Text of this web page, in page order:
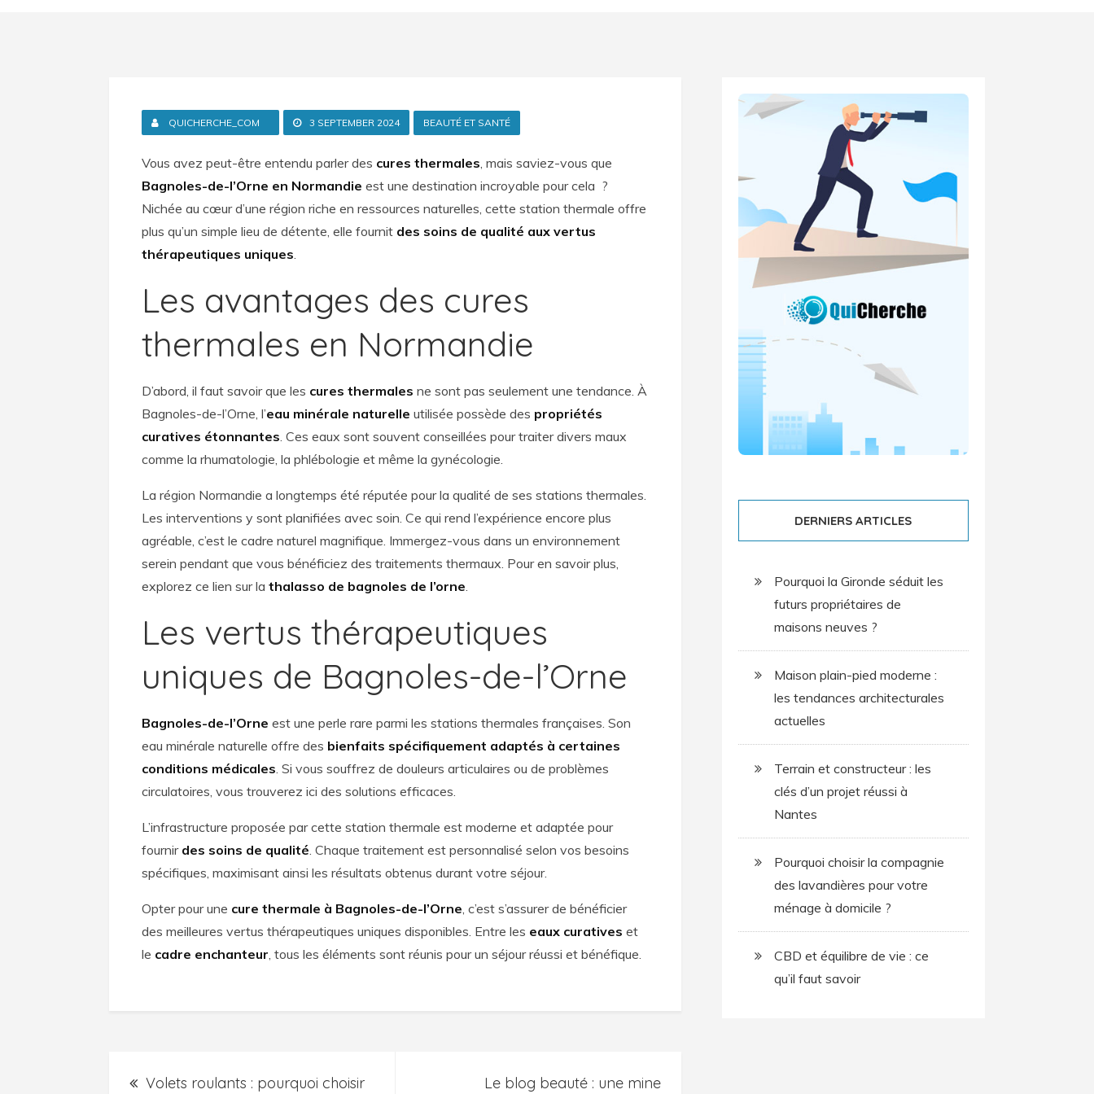
QUICHERCHE_COM 3 SEPTEMBER 2024 BEAUTÉ ET SANTÉ
Vous avez peut-être entendu parler des cures thermales , mais saviez-vous que
Bagnoles-de-l’Orne en Normandie est une destination incroyable pour cela ?
Nichée au cœur d’une région riche en ressources naturelles, cette station thermale offre
plus qu’un simple lieu de détente, elle fournit des soins de qualité aux vertus
thérapeutiques uniques
Les avantages des cures
thermales en Normandie
D’abord, il faut savoir que les cures thermales ne sont pas seulement une tendance. À
Bagnoles-de-l’Orne, l’eau minérale naturelle utilisée possède des propriétés
curatives étonnantes . Ces eaux sont souvent conseillées pour traiter divers maux
comme la rhumatologie, la phlébologie et même la gynécologie.
La région Normandie a longtemps été réputée pour la qualité de ses stations thermales.
Les interventions y sont planifiées avec soin. Ce qui rend l’expérience encore plus
agréable, c’est le cadre naturel magnifique. Immergez-vous dans un environnement
serein pendant que vous bénéficiez des traitements thermaux. Pour en savoir plus,
explorez ce lien sur lathalasso de bagnoles de l’orne
Les vertus thérapeutiques
uniques de Bagnoles-de-l’Orne
Bagnoles-de-l’Orne est une perle rare parmi les stations thermales françaises. Son
eau minérale naturelle offre des bienfaits spécifiquement adaptés à certaines
conditions médicales . Si vous souffrez de douleurs articulaires ou de problèmes
circulatoires, vous trouverez ici des solutions efficaces.
L’infrastructure proposée par cette station thermale est moderne et adaptée pour
fournir des soins de qualité . Chaque traitement est personnalisé selon vos besoins
spécifiques, maximisant ainsi les résultats obtenus durant votre séjour.
Opter pour une cure thermale à Bagnoles-de-l’Orne , c’est s’assurer de bénéficier
des meilleures vertus thérapeutiques uniques disponibles. Entre les eaux curatives et
le cadre enchanteur , tous les éléments sont réunis pour un séjour réussi et bénéfique.
Post
Volets roulants : pourquoi choisir Le blog beauté : une mine
DERNIERS ARTICLES
Pourquoi la Gironde séduit les
futurs propriétaires de
maisons neuves ?
Maison plain-pied moderne :
les tendances architecturales
actuelles
Terrain et constructeur : les
clés d’un projet réussi à
Nantes
Pourquoi choisir la compagnie
des lavandières pour votre
ménage à domicile ?
CBD et équilibre de vie : ce
qu’il faut savoir